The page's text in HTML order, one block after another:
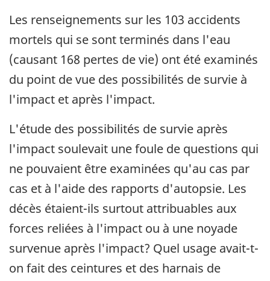
Les renseignements sur les 103 accidents
mortels qui se sont terminés dans l'eau
(causant 168 pertes de vie) ont été examinés
du point de vue des possibilités de survie à
l'impact et après l'impact.
L'étude des possibilités de survie après
l'impact soulevait une foule de questions qui
ne pouvaient être examinées qu'au cas par
cas et à l'aide des rapports d'autopsie. Les
décès étaient-ils surtout attribuables aux
forces reliées à l'impact ou à une noyade
survenue après l'impact? Quel usage avait-t-
on fait des ceintures et des harnais de